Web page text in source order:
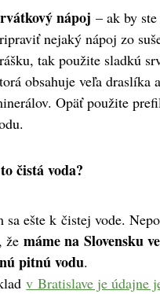
nápoj – ak by
nejaký nápoj zo
tak použite sladkú
obsahuje veľa draslíka
Opäť použite
čistá voda?
sa ešte k čistej vode.
žemáme na Slovensku
pitnú vodu.
v Bratislave je údajne